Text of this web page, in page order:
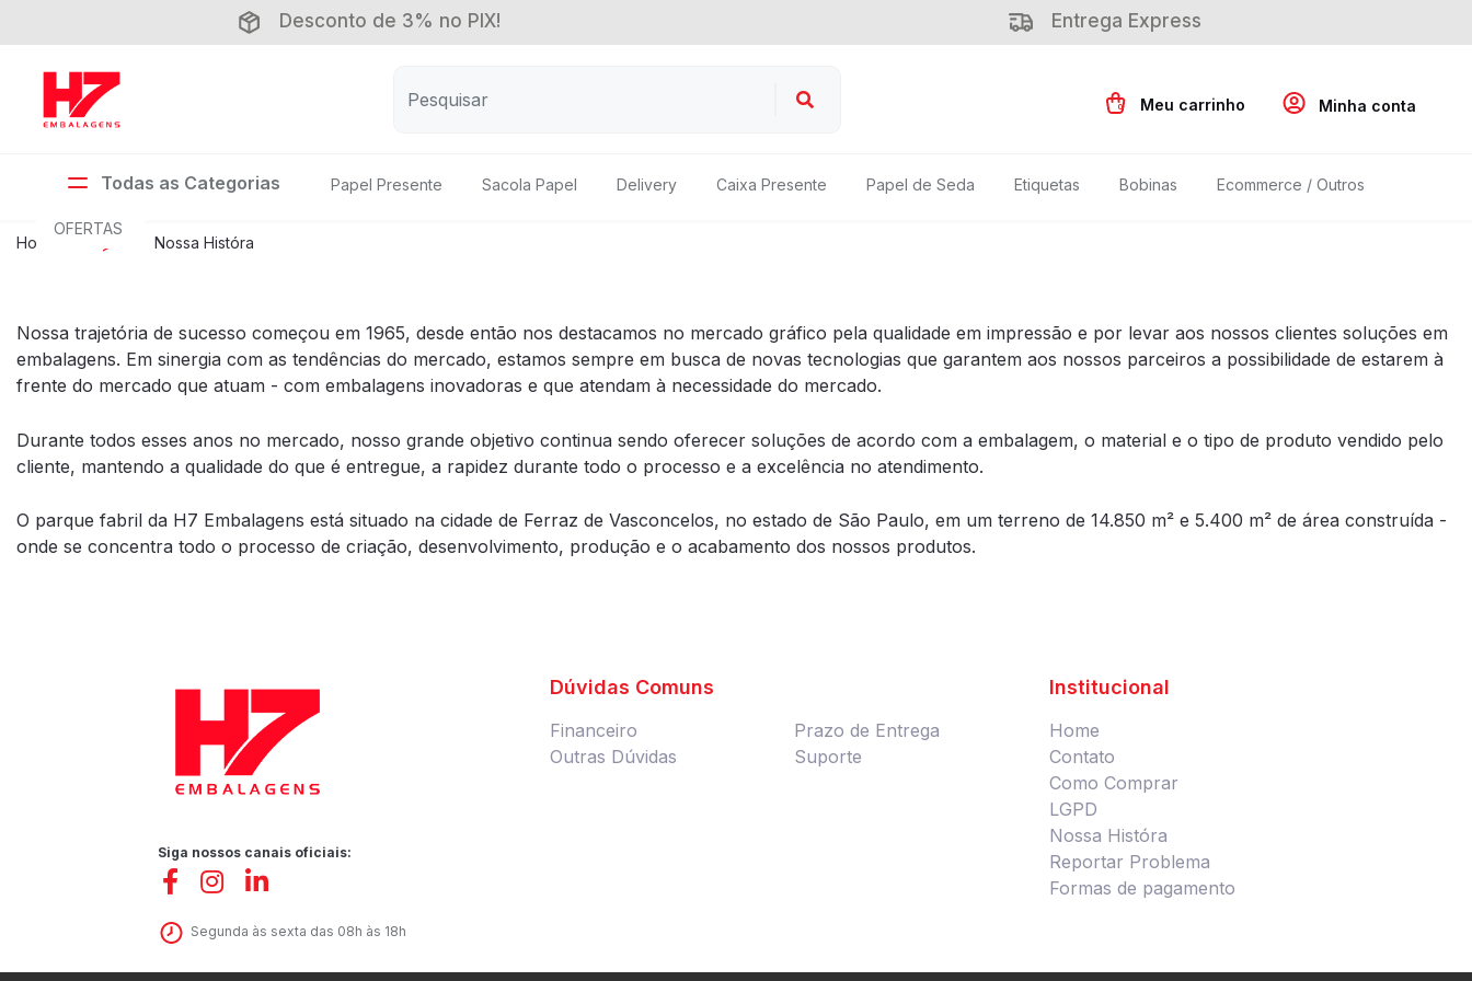
Desconto de 3% no PIX! Entrega Express
0
Todas as Categorias Papel Presente Sacola Papel Delivery Caixa Presente Papel de Seda Etiquetas Bobinas Ecommerce / Outros
OFERTAS
Home Nossa Históra
Nossa trajetória de sucesso começou em 1965, desde então nos destacamos no mercado gráfico pela qualidade em impressão e por levar aos nossos clientes soluções em
embalagens. Em sinergia com as tendências do mercado, estamos sempre em busca de novas tecnologias que garantem aos nossos parceiros a possibilidade de estarem à
frente do mercado que atuam - com embalagens inovadoras e que atendam à necessidade do mercado.
Durante todos esses anos no mercado, nosso grande objetivo continua sendo oferecer soluções de acordo com a embalagem, o material e o tipo de produto vendido pelo
cliente, mantendo a qualidade do que é entregue, a rapidez durante todo o processo e a excelência no atendimento.
O parque fabril da H7 Embalagens está situado na cidade de Ferraz de Vasconcelos, no estado de São Paulo, em um terreno de 14.850 m² e 5.400 m² de área construída -
onde se concentra todo o processo de criação, desenvolvimento, produção e o acabamento dos nossos produtos.
Siga nossos canais oficiais:
Segunda às sexta das 08h às 18h
Dúvidas Comuns
Financeiro
Outras Dúvidas
Prazo de Entrega
Suporte
Institucional
Home
Contato
Como Comprar
LGPD
Nossa Históra
Reportar Problema
Formas de pagamento